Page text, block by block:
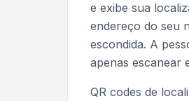
e exibe sua
endereço do seu
escondida. A
apenas escanear
QR codes de